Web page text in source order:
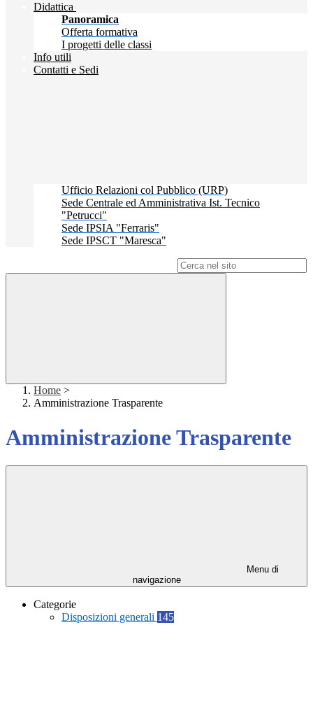
Didattica
Panoramica
Offerta formativa
I progetti delle classi
Info utili
Contatti e Sedi
Ufficio Relazioni col Pubblico (URP)
Sede Centrale ed Amministrativa Ist. Tecnico
"Petrucci"
Sede IPSIA "Ferraris"
Sede IPSCT "Maresca"
Home >
Amministrazione Trasparente
Amministrazione Trasparente
Menu di
navigazione
Categorie
Disposizioni generali 145